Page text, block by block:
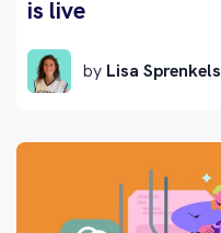
is live
by Lisa Sprenkels